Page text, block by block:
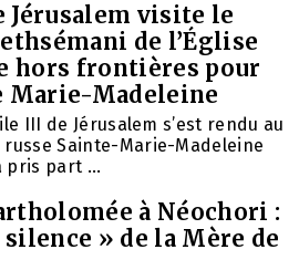
Jérusalem visite le
de l’Église
hors frontières pour
Marie-Madeleine
III de Jérusalem s’est rendu au
Sainte-Marie-Madeleine
pris part ...
à Néochori :
» de la Mère de